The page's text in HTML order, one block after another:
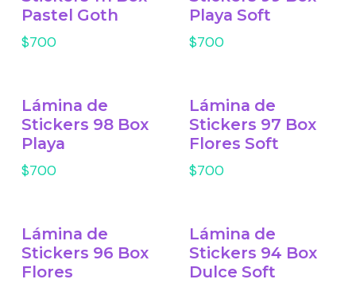
Pastel Goth
$700
Playa Soft
$700
Lámina de
Stickers 98 Box
Playa
$700
Lámina de
Stickers 97 Box
Flores Soft
$700
Lámina de
Stickers 96 Box
Flores
Lámina de
Stickers 94 Box
Dulce Soft